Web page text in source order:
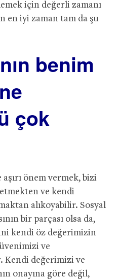
için değerli zamanı
en iyi zaman tam da şu
benim
çok
önem vermek, bizi
ve kendi
alıkoyabilir. Sosyal
bir parçası olsa da,
kendi öz değerimizin
ve
Kendi değerimizi ve
onayına göre değil,